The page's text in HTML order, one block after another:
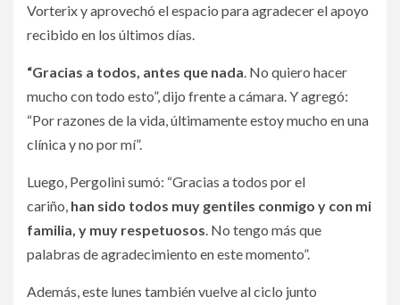
Vorterix y aprovechó el espacio para agradecer el apoyo
recibido en los últimos días.
“Gracias a todos, antes que nada. No quiero hacer
mucho con todo esto”, dijo frente a cámara. Y agregó:
“Por razones de la vida, últimamente estoy mucho en una
clínica y no por mí”.
Luego, Pergolini sumó: “Gracias a todos por el
cariño, han sido todos muy gentiles conmigo y con mi
familia, y muy respetuosos. No tengo más que
palabras de agradecimiento en este momento”.
Además, este lunes también vuelve al ciclo junto